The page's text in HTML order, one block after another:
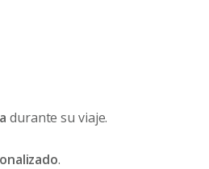
durante su viaje.
.